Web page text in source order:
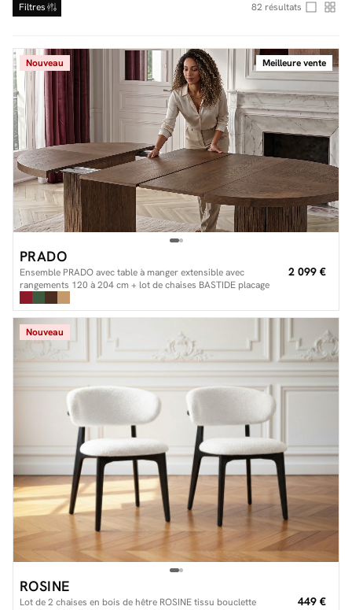
Facilité de paiements
Livraison
Aide et contact
Conseil sur mesure
Mieux nous connaître
Filtres 82 résultats
Meilleure vente
Nouveau
PRADO
Ensemble PRADO avec table à manger extensible avec
rangements 120 à 204 cm + lot de chaises BASTIDE placage
2 099 €
Nouveau
ROSINE
Lot de 2 chaises en bois de hêtre ROSINE tissu bouclette 449 €